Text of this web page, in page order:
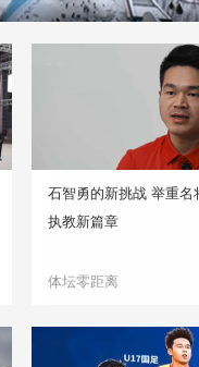
石智勇的新挑战 举重名
执教新篇章
体坛零距离